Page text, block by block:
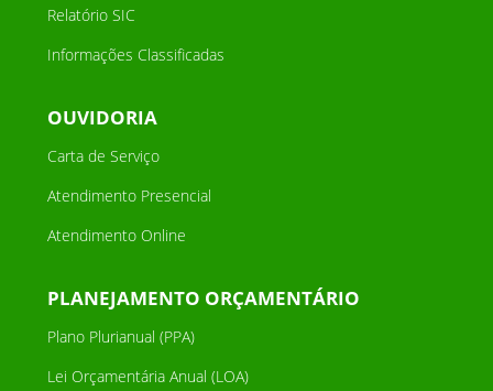
Relatório SIC
Informações Classificadas
OUVIDORIA
Carta de Serviço
Atendimento Presencial
Atendimento Online
PLANEJAMENTO ORÇAMENTÁRIO
Plano Plurianual (PPA)
Lei Orçamentária Anual (LOA)